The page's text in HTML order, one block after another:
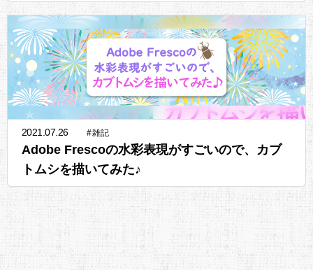
2021.07.26 #雑記
Adobe Frescoの水彩表現がすごいので、カブ
トムシを描いてみた♪